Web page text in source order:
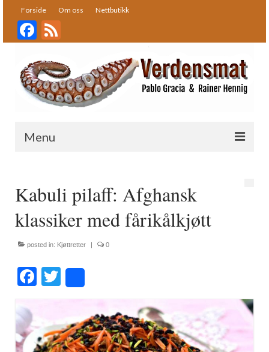
Forside Om oss Nettbutikk
Facebook
Menu
Oppskrifter
Bakst
Desserter
Fisk og skalldyr
Gryteretter
Kjøttretter
Kabuli pilaff: Afghansk
klassiker med fårikålkjøtt
posted in: Kjøttretter | 0
Facebook
Twitter